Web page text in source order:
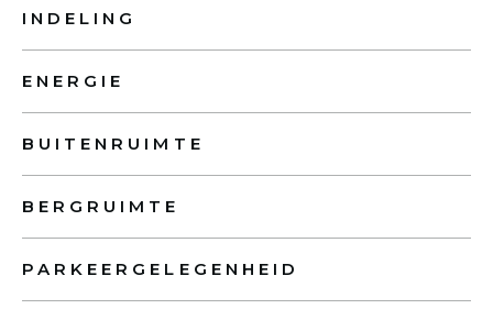
INDELING
ENERGIE
BUITENRUIMTE
BERGRUIMTE
PARKEERGELEGENHEID